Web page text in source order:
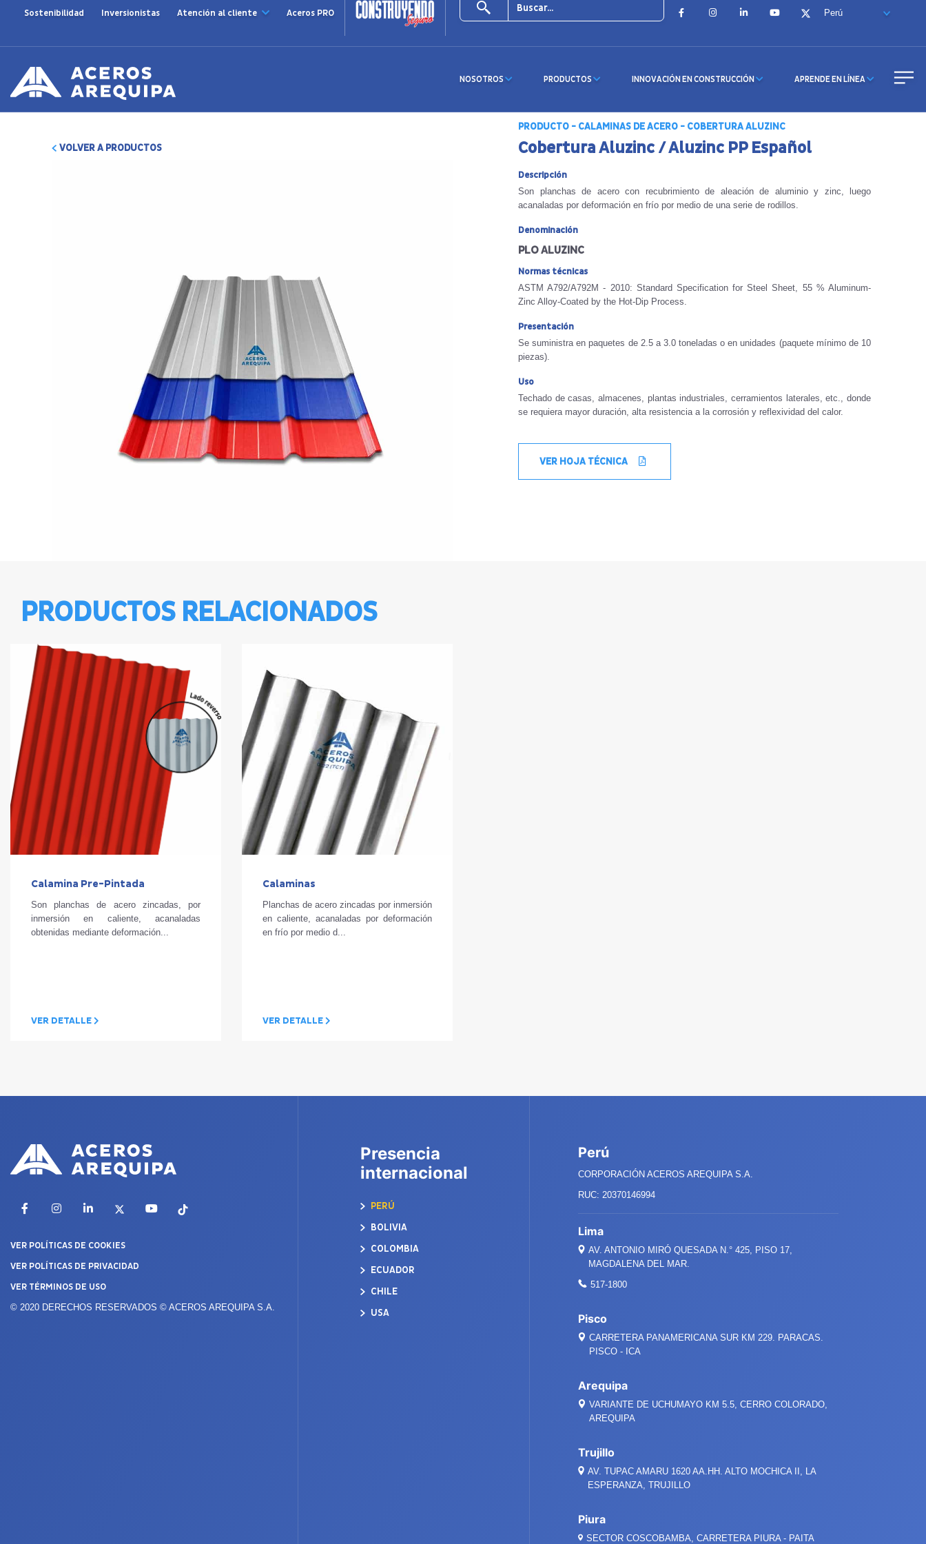
Sostenibilidad Inversionistas Atención al cliente Aceros PRO FacebookInstagramLinkedInYouTubeX
NOSOTROS PRODUCTOS INNOVACIÓN EN CONSTRUCCIÓN APRENDE EN LÍNEA
VOLVER A PRODUCTOS
PRODUCTO - CALAMINAS DE ACERO - COBERTURA ALUZINC
Cobertura Aluzinc / Aluzinc PP Español
Descripción
Son planchas de acero con recubrimiento de aleación de aluminio y zinc, luego
acanaladas por deformación en frío por medio de una serie de rodillos.
Denominación
PLO ALUZINC
Normas técnicas
ASTM A792/A792M - 2010: Standard Specification for Steel Sheet, 55 % Aluminum-
Zinc Alloy-Coated by the Hot-Dip Process.
Presentación
Se suministra en paquetes de 2.5 a 3.0 toneladas o en unidades (paquete mínimo de 10
piezas).
Uso
Techado de casas, almacenes, plantas industriales, cerramientos laterales, etc., donde
se requiera mayor duración, alta resistencia a la corrosión y reflexividad del calor.
VER HOJA TÉCNICA
PRODUCTOS RELACIONADOS
Calamina Pre-Pintada
Son planchas de acero zincadas, por
inmersión en caliente, acanaladas
obtenidas mediante deformación...
VER DETALLE
Calaminas
Planchas de acero zincadas por inmersión
en caliente, acanaladas por deformación
en frío por medio d...
VER DETALLE
FacebookInstagramLinkedIn YouTubeTikTok
VER POLÍTICAS DE COOKIES
VER POLÍTICAS DE PRIVACIDAD
VER TÉRMINOS DE USO
© 2020 DERECHOS RESERVADOS © ACEROS AREQUIPA S.A.
Presencia
internacional
PERÚ
BOLIVIA
COLOMBIA
ECUADOR
CHILE
USA
Perú
CORPORACIÓN ACEROS AREQUIPA S.A.
RUC: 20370146994
Lima
AV. ANTONIO MIRÓ QUESADA N.° 425, PISO 17,
MAGDALENA DEL MAR.
517-1800
Pisco
CARRETERA PANAMERICANA SUR KM 229. PARACAS.
PISCO - ICA
Arequipa
VARIANTE DE UCHUMAYO KM 5.5, CERRO COLORADO,
AREQUIPA
Trujillo
AV. TUPAC AMARU 1620 AA.HH. ALTO MOCHICA II, LA
ESPERANZA, TRUJILLO
Piura
SECTOR COSCOBAMBA, CARRETERA PIURA - PAITA